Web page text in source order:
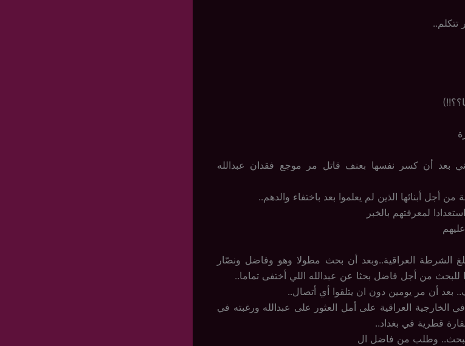
تتكلم..
بعد أن كسر نفسها بعنف قاتل مر موجع فقدان عبدالله
أجل أبنائها الذين لم يعلموا بعد باختفاء والدهم..
لمعرفتهم بالخبر
الشرطة العراقية..وبعد أن بحث مطولا وهو وفاضل ونصّار
للبحث من أجل فاضل بحثا عن عبدالله اللي أختفى تماما..
بعد أن مر يومين دون ان يتلقوا أي أتصال..
الخارجية العراقية على أمل العثور على عبدالله ورغبته في
قطرية في بغداد..
وطلب من فاضل ال